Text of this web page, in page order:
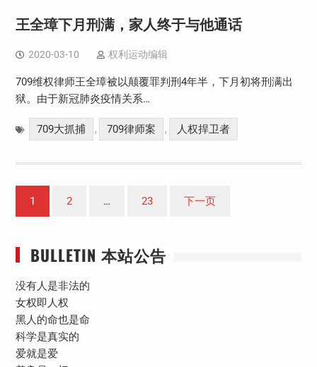
王全璋下月刑满，家人终于与他通话
2020-03-10 权利运动编辑
709维权律师王全璋被以颠覆罪判刑4年半，下月初将刑满出
狱。由于新冠肺炎疫情关系…
709大抓捕 , 709律师案 , 人权捍卫者
章
页
1 2 … 23 下一页
BULLETIN 本站公告
没有人是非法的
女权即人权
黑人的命也是命
科学是真实的
爱就是爱